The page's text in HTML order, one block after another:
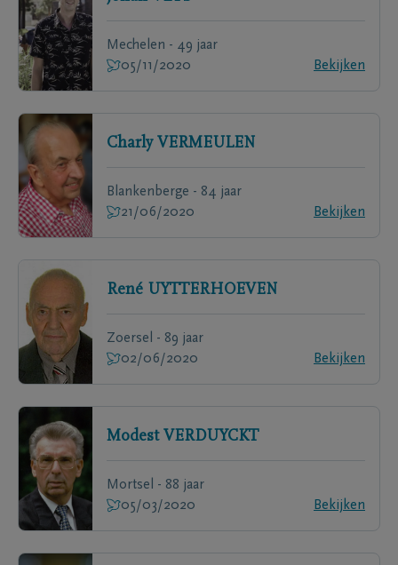
Mechelen - 49 jaar
05/11/2020
Bekijken
Charly VERMEULEN
Blankenberge - 84 jaar
21/06/2020
Bekijken
René UYTTERHOEVEN
Zoersel - 89 jaar
02/06/2020
Bekijken
Modest VERDUYCKT
Mortsel - 88 jaar
05/03/2020
Bekijken